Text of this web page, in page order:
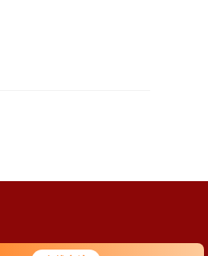
您好！欢迎前来咨询，很高兴为您